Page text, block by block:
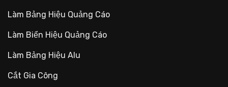
Làm Bảng Hiệu Quảng Cáo
Làm Biển Hiệu Quảng Cáo
Làm Bảng Hiệu Alu
Cắt Gia Công